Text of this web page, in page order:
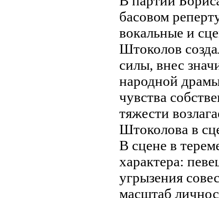
басовом
вокальные и
Штоколов
силы, внес
народной
чувства
тяжести
Штоколова в
В сцене в
характера:
угрызения
масштаб